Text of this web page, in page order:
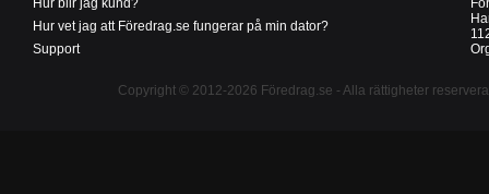
Hur blir jag kund?
Hur vet jag att Föredrag.se fungerar på min dator?
Support
Copyright © 2012-2026 Föredrag.se - Alla rättigheter